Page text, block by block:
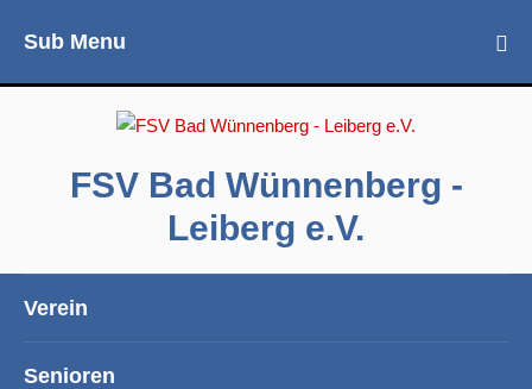
Sub Menu
FSV Bad Wünnenberg -
Leiberg e.V.
Verein
Senioren